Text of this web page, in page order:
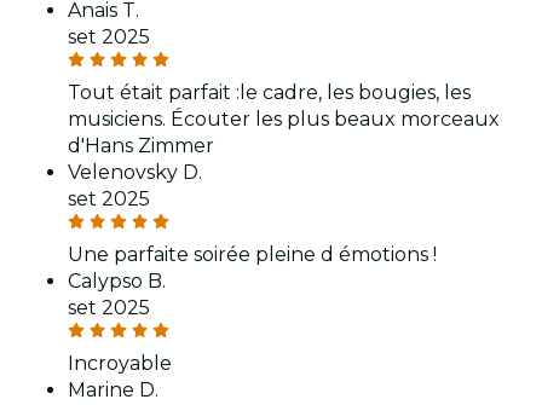
Anais T.
set 2025
Tout était parfait :le cadre, les bougies, les
musiciens. Écouter les plus beaux morceaux
d'Hans Zimmer
Velenovsky D.
set 2025
Une parfaite soirée pleine d émotions !
Calypso B.
set 2025
Incroyable
Marine D.